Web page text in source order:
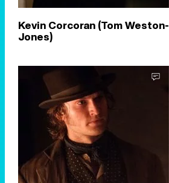
Kevin Corcoran (Tom Weston-
Jones)